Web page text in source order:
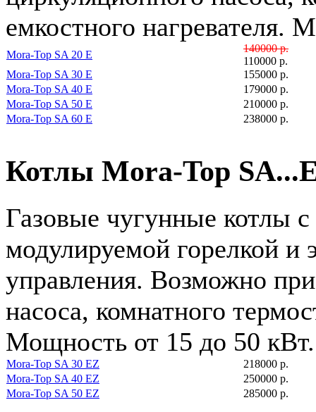
емкостного нагревателя.
Mora-Top SA 20 E
140000 р.
110000 р.
Mora-Top SA 30 E
155000 р.
Mora-Top SA 40 E
179000 р.
Mora-Top SA 50 E
210000 р.
Mora-Top SA 60 E
238000 р.
Котлы Mora-Top
Газовые чугунные котлы
модулируемой горелкой и
управления. Возможно
насоса, комнатного
Мощность от 15 до 50 кВт.
Mora-Top SA 30 EZ
218000 р.
Mora-Top SA 40 EZ
250000 р.
Mora-Top SA 50 EZ
285000 р.